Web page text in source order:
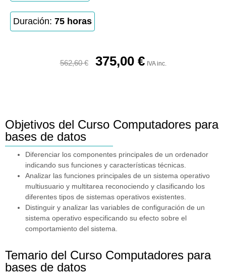
Duración: 75 horas
562,60€ 375,00 € IVA inc.
Objetivos del Curso Computadores para
bases de datos
Diferenciar los componentes principales de un ordenador
indicando sus funciones y características técnicas.
Analizar las funciones principales de un sistema operativo
multiusuario y multitarea reconociendo y clasificando los
diferentes tipos de sistemas operativos existentes.
Distinguir y analizar las variables de configuración de un
sistema operativo especificando su efecto sobre el
comportamiento del sistema.
Temario del Curso Computadores para
bases de datos